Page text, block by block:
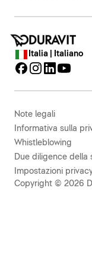
Italia | Italiano
Note legali
Informativa sulla
Whistleblowing
Due diligence della
Impostazioni
Copyright © 2026